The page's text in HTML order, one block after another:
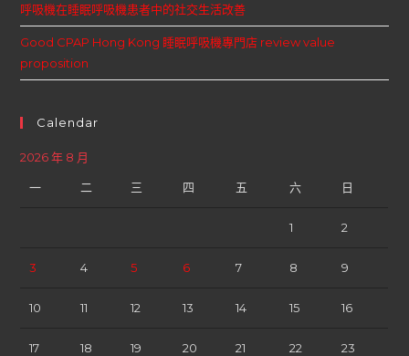
呼吸機在睡眠呼吸機患者中的社交生活改善
Good CPAP Hong Kong 睡眠呼吸機專門店 review value
proposition
Calendar
2026 年 8 月
一 二 三 四 五 六 日
1 2
3 4 5 6 7 8 9
10 11 12 13 14 15 16
17 18 19 20 21 22 23